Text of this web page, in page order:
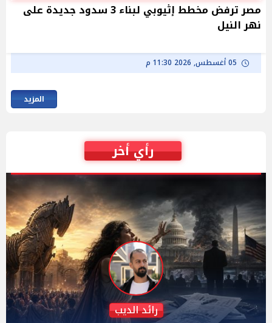
مصر ترفض مخطط إثيوبي لبناء 3 سدود جديدة على
نهر النيل
05 أغسطس, 2026 11:30 م
المزيد
رأي أخر
دكتور نزيه الحكيم